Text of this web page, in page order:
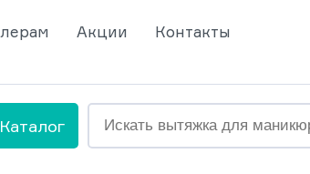
Акции
Контакты
Каталог